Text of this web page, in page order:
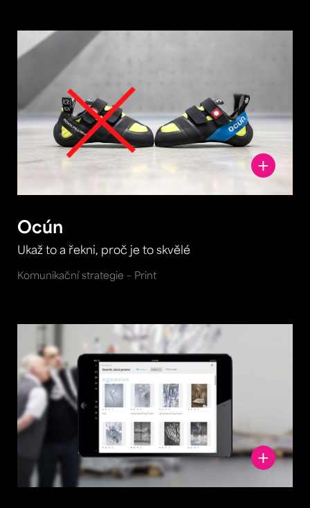
Ocún
Ukaž to a řekni, proč je to skvělé
Komunikační strategie – Print